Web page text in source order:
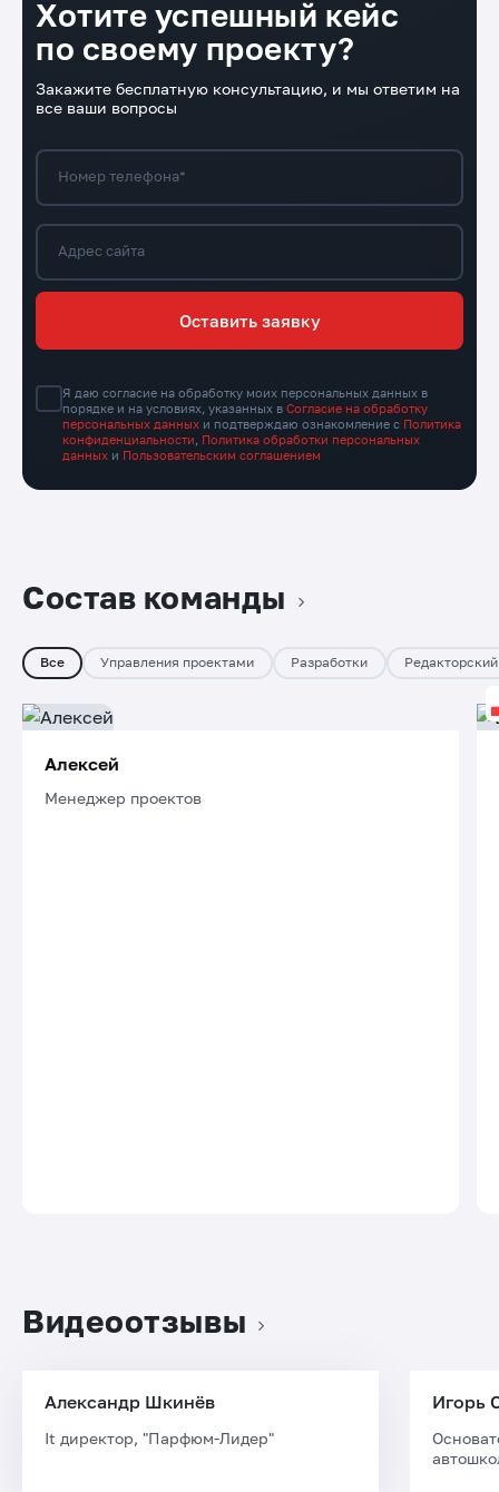
Хотите успешный кейс
по своему проекту?
Закажите бесплатную консультацию, и мы ответим на
все ваши вопросы
Номер телефона*
Адрес сайта
Оставить заявку
Я даю согласие на обработку моих персональных данных в
порядке и на условиях, указанных в Согласие на обработку
персональных данных и подтверждаю ознакомление с Политика
конфиденциальности
Политика обработки персональных
данных и Пользовательским соглашением
Состав команды
Все Управления проектами Разработки Редакторский
Алексей
Менеджер проектов
Видеоотзывы
Александр Шкинёв
It директор, "Парфюм-Лидер"
Игорь